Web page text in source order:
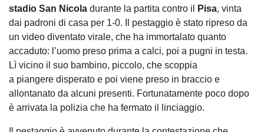
stadio San Nicola durante la partita contro il Pisa, vinta
dai padroni di casa per 1-0. Il pestaggio è stato ripreso da
un video diventato virale, che ha immortalato quanto
accaduto: l’uomo preso prima a calci, poi a pugni in testa.
Lì vicino il suo bambino, piccolo, che scoppia
a piangere disperato e poi viene preso in braccio e
allontanato da alcuni presenti. Fortunatamente poco dopo
è arrivata la polizia che ha fermato il linciaggio.